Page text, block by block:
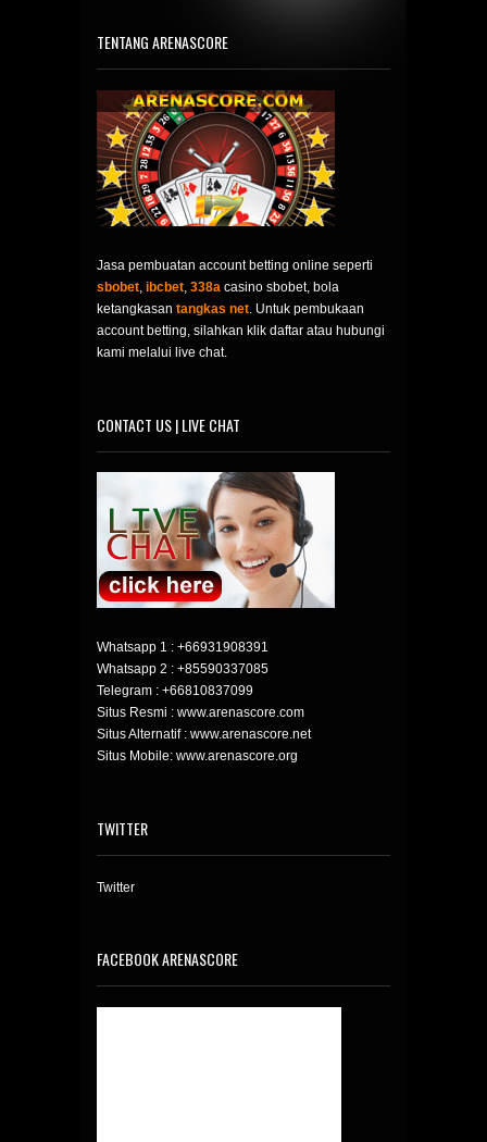
TENTANG ARENASCORE
Jasa pembuatan account betting online seperti
sbobet, ibcbet, 338a casino sbobet, bola
ketangkasan tangkas net. Untuk pembukaan
account betting, silahkan klik daftar atau hubungi
kami melalui live chat.
CONTACT US | LIVE CHAT
Whatsapp 1 : +66931908391
Whatsapp 2 : +85590337085
Telegram : +66810837099
Situs Resmi : www.arenascore.com
Situs Alternatif : www.arenascore.net
Situs Mobile: www.arenascore.org
TWITTER
Twitter
FACEBOOK ARENASCORE